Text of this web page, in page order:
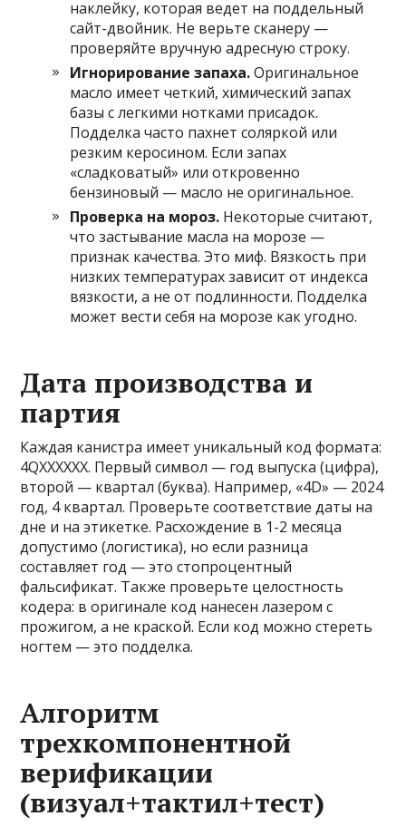
наклейку, которая ведет на поддельный
сайт-двойник. Не верьте сканеру —
проверяйте вручную адресную строку.
Игнорирование запаха.Оригинальное
масло имеет четкий, химический запах
базы с легкими нотками присадок.
Подделка часто пахнет соляркой или
резким керосином. Если запах
«сладковатый» или откровенно
бензиновый — масло не оригинальное.
Проверка на мороз. Некоторые считают,
что застывание масла на морозе —
признак качества. Это миф. Вязкость при
низких температурах зависит от индекса
вязкости, а не от подлинности. Подделка
может вести себя на морозе как угодно.
Дата производства и
партия
Каждая канистра имеет уникальный код формата:
4QXXXXXX. Первый символ — год выпуска (цифра),
второй — квартал (буква). Например, «4D» — 2024
год, 4 квартал. Проверьте соответствие даты на
дне и на этикетке. Расхождение в 1-2 месяца
допустимо (логистика), но если разница
составляет год — это стопроцентный
фальсификат. Также проверьте целостность
кодера: в оригинале код нанесен лазером с
прожигом, а не краской. Если код можно стереть
ногтем — это подделка.
Алгоритм
трехкомпонентной
верификации
(визуал+тактил+тест)